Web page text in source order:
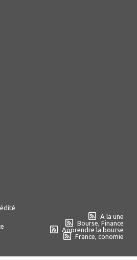
A la une
Bourse, Finance
Apprendre la bourse
France, conomie